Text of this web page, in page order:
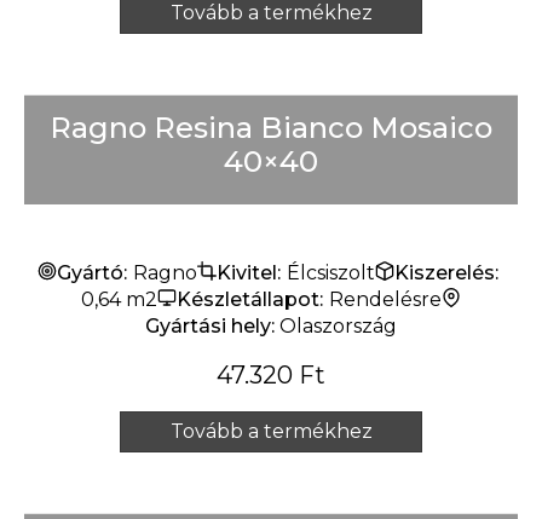
Tovább a termékhez
Ragno Resina Bianco Mosaico
40×40
Gyártó: Ragno Kivitel: Élcsiszolt
Kiszerelés:
0,64 m2
Készletállapot: Rendelésre
Gyártási hely: Olaszország
47.320 Ft
Tovább a termékhez